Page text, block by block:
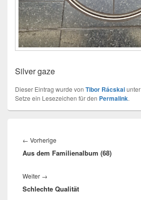
Silver gaze
Dieser Eintrag wurde von Tibor Rácskaiunter
Setze ein Lesezeichen für den Permalink.
← Vorherige
Beitrag:
Aus dem Familienalbum (68)
Weiter →
Beitrag:
Schlechte Qualität